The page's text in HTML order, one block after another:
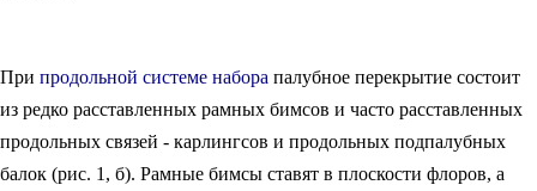
При продольной системе набора палубное перекрытие состоит
из редко расставленных рамных бимсов и часто расставленных
продольных связей - карлингсов и продольных подпалубных
балок (рис. 1, б). Рамные бимсы ставят в плоскости флоров, а